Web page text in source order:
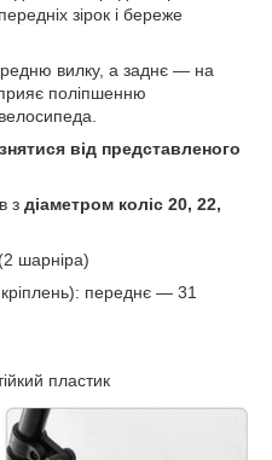
зірок і береже
вилку, а заднє — на
поліпшенню
від представленого
з діаметром коліс 20, 22,
шарніра)
переднє — 31
пластик